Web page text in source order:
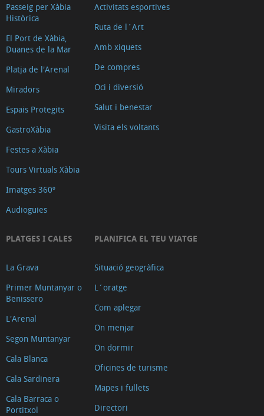
Passeig per Xàbia
Històrica
El Port de Xàbia,
Duanes de la Mar
Platja de l'Arenal
Miradors
Espais Protegits
GastroXàbia
Festes a Xàbia
Tours Virtuals Xàbia
Imatges 360º
Audioguies
Activitats esportives
Ruta de l´Art
Amb xiquets
De compres
Oci i diversió
Salut i benestar
Visita els voltants
PLATGES I CALES
La Grava
Primer Muntanyar o
Benissero
L'Arenal
Segon Muntanyar
Cala Blanca
Cala Sardinera
Cala Barraca o
Portitxol
PLANIFICA EL TEU VIATGE
Situació geogràfica
L´oratge
Com aplegar
On menjar
On dormir
Oficines de turisme
Mapes i fullets
Directori